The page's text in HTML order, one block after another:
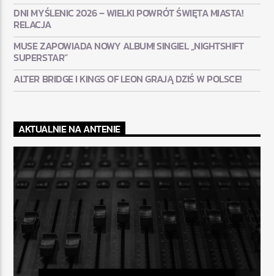
DNI MYŚLENIC 2026 – WIELKI POWRÓT ŚWIĘTA MIASTA!
RELACJA
MUSE ZAPOWIADA NOWY ALBUM! SINGIEL „NIGHTSHIFT
SUPERSTAR”
ALTER BRIDGE I KINGS OF LEON GRAJĄ DZIŚ W POLSCE!
AKTUALNIE NA ANTENIE